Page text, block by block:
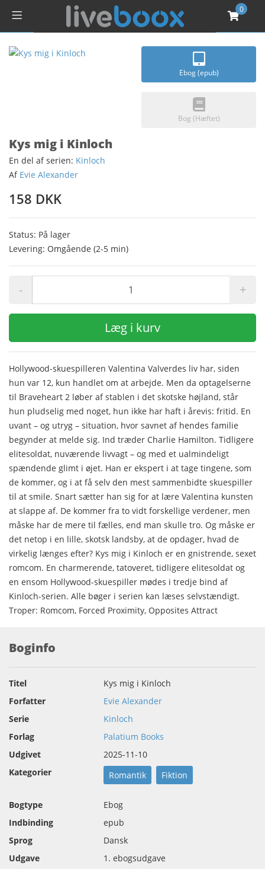
0
Ebog (epub)
Bog (Hæftet)
Kys mig i Kinloch
En del af serien: Kinloch
Af Evie Alexander
158 DKK
Status: På lager
Levering: Omgående (2-5 min)
- +
Læg i kurv
Hollywood-skuespilleren Valentina Valverdes liv har, siden
hun var 12, kun handlet om at arbejde. Men da optagelserne
til Braveheart 2 løber af stablen i det skotske højland, står
hun pludselig med noget, hun ikke har haft i årevis: fritid. En
uvant – og utryg – situation, hvor savnet af hendes familie
begynder at melde sig. Ind træder Charlie Hamilton. Tidligere
elitesoldat, nuværende livvagt – og med et ualmindeligt
spændende glimt i øjet. Han er ekspert i at tage tingene, som
de kommer, og i at få selv den mest sammenbidte skuespiller
til at smile. Snart sætter han sig for at lære Valentina kunsten
at slappe af. De kommer fra to vidt forskellige verdener, men
måske har de mere til fælles, end man skulle tro. Og måske er
det netop i en lille, skotsk landsby, at de opdager, hvad de
virkelig længes efter? Kys mig i Kinloch er en gnistrende, sexet
romcom. En charmerende, tatoveret, tidligere elitesoldat og
en ensom Hollywood-skuespiller mødes i tredje bind af
Kinloch-serien. Alle bøger i serien kan læses selvstændigt.
Troper: Romcom, Forced Proximity, Opposites Attract
Boginfo
Titel
Kys mig i Kinloch
Forfatter
Evie Alexander
Serie
Kinloch
Forlag
Palatium Books
Udgivet
2025-11-10
Kategorier
Romantik Fiktion
Bogtype
Ebog
Indbinding
epub
Sprog
Dansk
Udgave
1. ebogsudgave